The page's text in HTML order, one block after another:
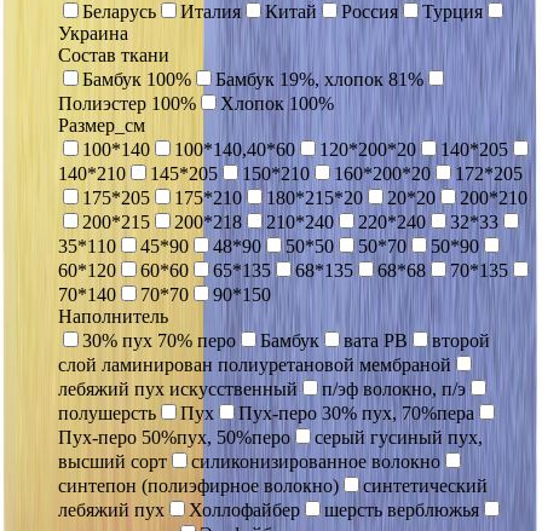
Беларусь
Италия Китай Россия
Турция
Украина
Состав ткани
Бамбук 100%
Бамбук 19%, хлопок 81%
Полиэстер 100%
Хлопок 100%
Размер_см
100*140
100*140,40*60 120*200*20
140*205
140*210
145*205 150*210 160*200*20
172*205
175*205
175*210 180*215*20 20*20
200*210
200*215
200*218 210*240 220*240
32*33
35*110
45*90 48*90 50*50 50*70
50*90
60*120
60*60 65*135 68*135 68*68
70*135
70*140
70*70
90*150
Наполнитель
30% пух 70% перо
Бамбук вата РВ
второй
слой ламинирован полиуретановой мембраной
лебяжий пух искусственный
п/эф волокно, п/э
полушерсть
Пух
Пух-перо 30% пух, 70%пера
Пух-перо 50%пух, 50%перо
серый гусиный пух,
высший сорт
силиконизированное волокно
синтепон (полиэфирное волокно)
синтетический
лебяжий пух
Холлофайбер
шерсть верблюжья